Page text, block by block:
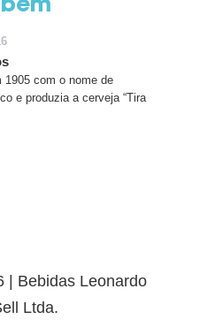
1905 com o nome de
e produzia a cerveja “Tira
| Bebidas Leonardo
Ltda.